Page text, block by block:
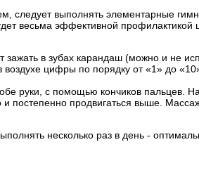
следует выполнять элементарные
весьма эффективной
в зубах карандаш (можно и не
воздухе цифры по порядку от «1» до
руки, с помощью кончиков пальцев.
постепенно продвигаться выше.
несколько раз в день -